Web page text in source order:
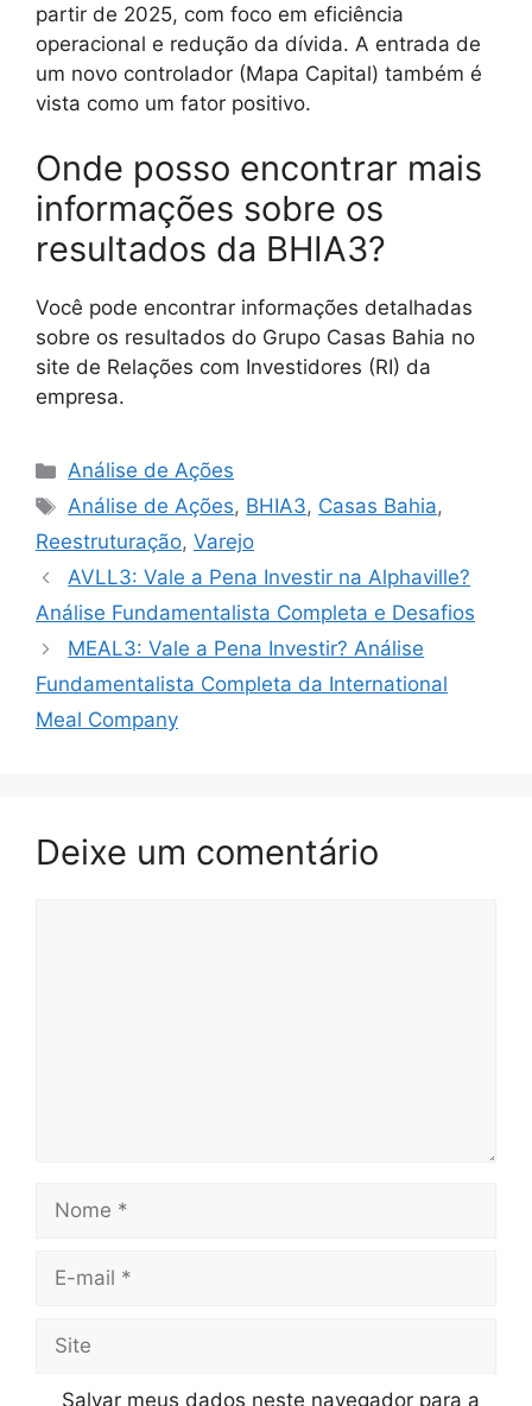
partir de 2025, com foco em eficiência
operacional e redução da dívida. A entrada de
um novo controlador (Mapa Capital) também é
vista como um fator positivo.
Onde posso encontrar mais
informações sobre os
resultados da BHIA3?
Você pode encontrar informações detalhadas
sobre os resultados do Grupo Casas Bahia no
site de Relações com Investidores (RI) da
empresa.
Categorias
Análise de Ações
Tags
Análise de Ações, BHIA3, Casas Bahia,
Reestruturação, Varejo
AVLL3: Vale a Pena Investir na Alphaville?
Análise Fundamentalista Completa e Desafios
MEAL3: Vale a Pena Investir? Análise
Fundamentalista Completa da International
Meal Company
Deixe um comentário
Nome
Site
Salvar meus dados neste navegador para a